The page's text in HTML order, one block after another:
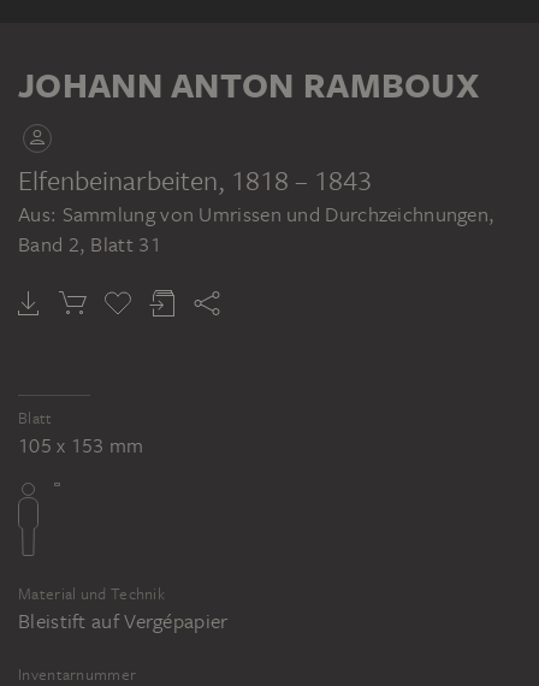
JOHANN ANTON RAMBOUX
Sammlung von Umrissen und Durchzeichnungen, Band 2
JOHANN ANTON RAMBOUX
Elfenbeinarbeiten, 1818 – 1843
Aus: Sammlung von Umrissen und Durchzeichnungen,
Band 2, Blatt 31
Blatt
105 x 153 mm
Material und Technik
Bleistift auf Vergépapier
Inventarnummer